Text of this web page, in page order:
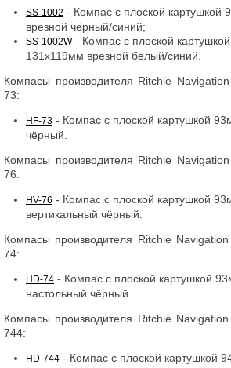
SS-1002 - Компас с плоской
врезной чёрный/синий;
SS-1002W- Компас с плоской
131x119мм врезной белый/синий.
Компасы производителя Ritchie
73:
HF-73 - Компас с плоской картушкой
чёрный.
Компасы производителя Ritchie
76:
HV-76 - Компас с плоской картушкой
вертикальный чёрный.
Компасы производителя Ritchie
74:
HD-74 - Компас с плоской картушкой
настольный чёрный.
Компасы производителя Ritchie
744:
HD-744 - Компас с плоской картушкой